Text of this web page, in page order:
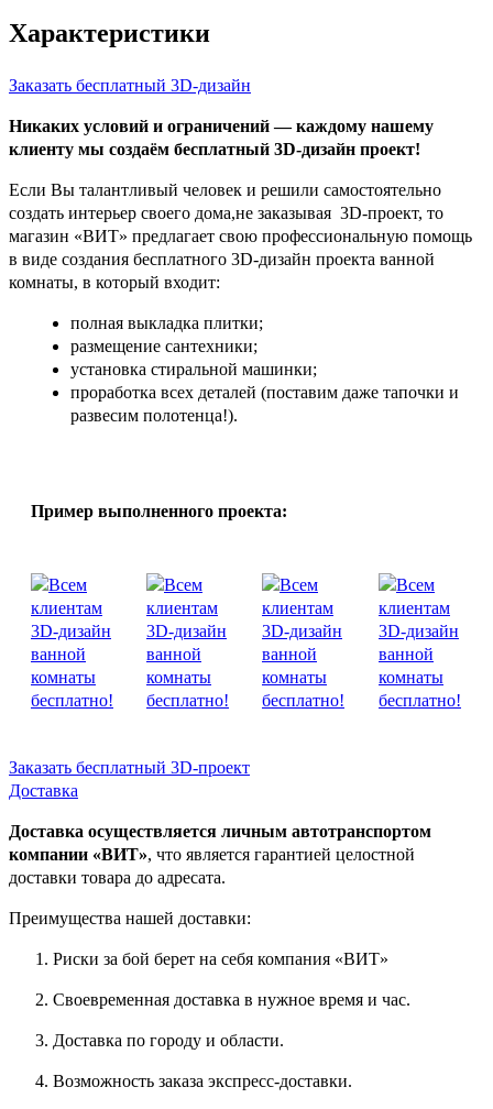
Характеристики
Заказать бесплатный 3D-дизайн
Никаких условий и ограничений — каждому нашему
клиенту мы создаём бесплатный 3D-дизайн проект!
Если Вы талантливый человек и решили самостоятельно
создать интерьер своего дома,не заказывая 3D-проект, то
магазин «ВИТ» предлагает свою профессиональную помощь
в виде создания бесплатного 3D-дизайн проекта ванной
комнаты, в который входит:
полная выкладка плитки;
размещение сантехники;
установка стиральной машинки;
проработка всех деталей (поставим даже тапочки и
развесим полотенца!).
Пример выполненного проекта:
Заказать бесплатный 3D-проект
Доставка
Доставка осуществляется личным автотранспортом
компании «ВИТ», что является гарантией целостной
доставки товара до адресата.
Преимущества нашей доставки:
Риски за бой берет на себя компания «ВИТ»
Своевременная доставка в нужное время и час.
Доставка по городу и области.
Возможность заказа экспресс-доставки.